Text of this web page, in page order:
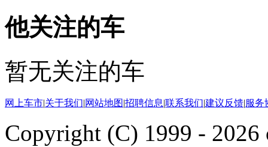
他关注的车
暂无关注的车
网上车市|关于我们|网站地图|招聘信息|联系我们|建议反馈|服务
Copyright (C) 1999 - 2026